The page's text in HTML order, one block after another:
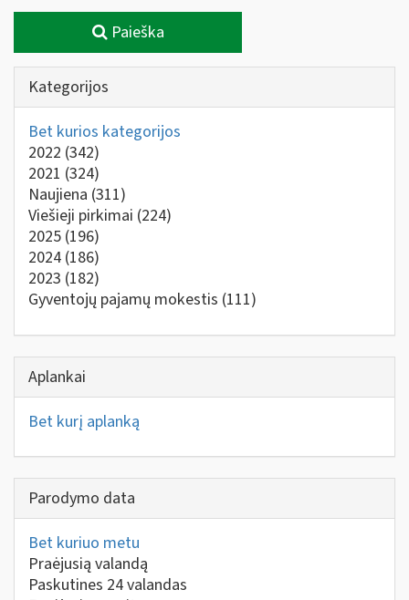
Paieška
Kategorijos
Bet kurios kategorijos
2022 (342)
2021 (324)
Naujiena (311)
Viešieji pirkimai (224)
2025 (196)
2024 (186)
2023 (182)
Gyventojų pajamų mokestis (111)
Aplankai
Bet kurį aplanką
Parodymo data
Bet kuriuo metu
Praėjusią valandą
Paskutines 24 valandas